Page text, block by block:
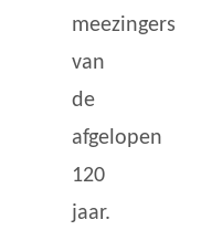
meezingers
van
de
afgelopen
120
jaar.